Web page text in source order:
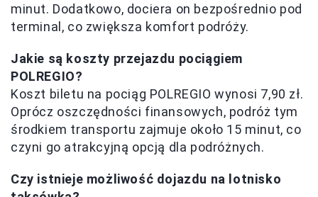
minut. Dodatkowo, dociera on bezpośrednio pod
terminal, co zwiększa komfort podróży.
Jakie są koszty przejazdu pociągiem
POLREGIO?
Koszt biletu na pociąg POLREGIO wynosi 7,90 zł.
Oprócz oszczędności finansowych, podróż tym
środkiem transportu zajmuje około 15 minut, co
czyni go atrakcyjną opcją dla podróżnych.
Czy istnieje możliwość dojazdu na lotnisko